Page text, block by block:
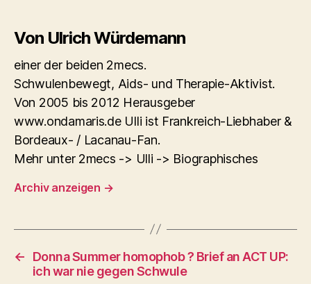
Von Ulrich Würdemann
einer der beiden 2mecs.
Schwulenbewegt, Aids- und Therapie-Aktivist.
Von 2005 bis 2012 Herausgeber
www.ondamaris.de Ulli ist Frankreich-Liebhaber &
Bordeaux- / Lacanau-Fan.
Mehr unter 2mecs -> Ulli -> Biographisches
Archiv anzeigen →
←
Donna Summer homophob ? Brief an ACT UP:
ich war nie gegen Schwule